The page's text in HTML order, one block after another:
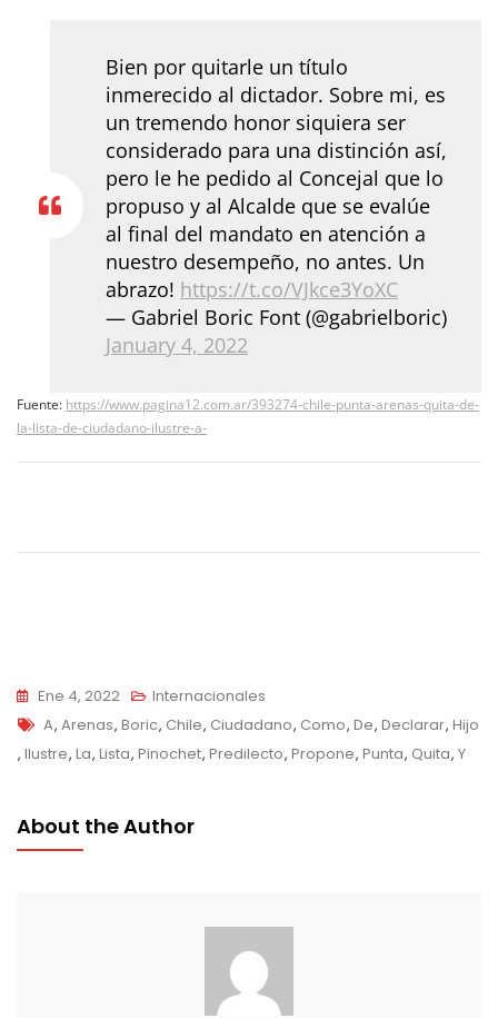
Bien por quitarle un título
inmerecido al dictador. Sobre mi, es
un tremendo honor siquiera ser
considerado para una distinción así,
pero le he pedido al Concejal que lo
propuso y al Alcalde que se evalúe
al final del mandato en atención a
nuestro desempeño, no antes. Un
abrazo! https://t.co/VJkce3YoXC
— Gabriel Boric Font (@gabrielboric)
January 4, 2022
Fuente: https://www.pagina12.com.ar/393274-chile-punta-arenas-quita-de-
la-lista-de-ciudadano-ilustre-a-
de
Ene 4, 2022
Internacionales
Tags
A, Arenas, Boric, Chile, Ciudadano, Como, De, Declarar, Hijo
, Ilustre, La, Lista, Pinochet, Predilecto, Propone, Punta, Quita, Y
About the Author